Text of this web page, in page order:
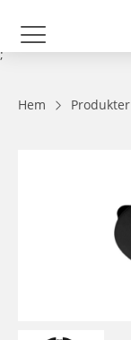
;
Hem Produkter